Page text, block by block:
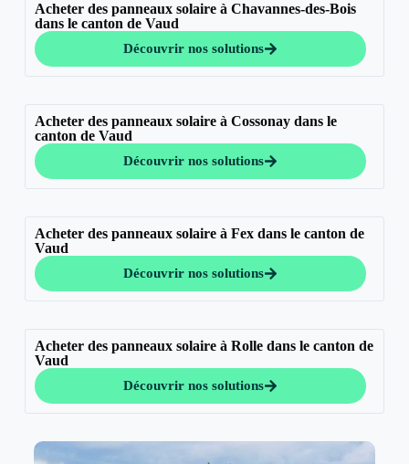
Acheter des panneaux solaire à Chavannes-des-Bois
dans le canton de Vaud
Découvrir nos solutions
Acheter des panneaux solaire à Cossonay dans le
canton de Vaud
Découvrir nos solutions
Acheter des panneaux solaire à Fex dans le canton de
Vaud
Découvrir nos solutions
Acheter des panneaux solaire à Rolle dans le canton de
Vaud
Découvrir nos solutions